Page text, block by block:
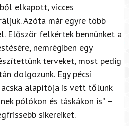
elkapott, vicces
Azóta már egyre több
Először felkértek bennünket a
nemrégiben egy
terveket, most pedig
dolgozunk. Egy pécsi
alapítója is vett tőlünk
pólókon és táskákon is” –
sikereiket.